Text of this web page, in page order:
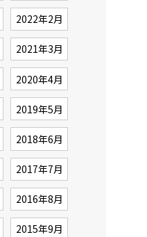
2022年2月
2021年3月
2020年4月
2019年5月
2018年6月
2017年7月
2016年8月
2015年9月